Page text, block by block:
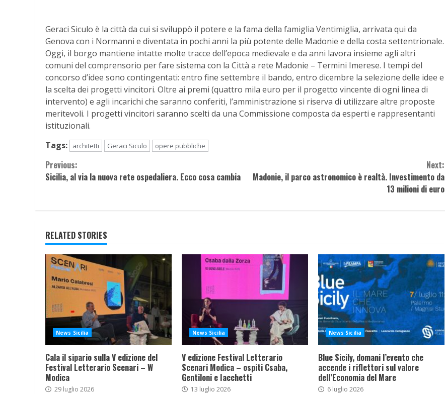
Geraci Siculo è la città da cui si sviluppò il potere e la fama della famiglia Ventimiglia, arrivata qui da
Genova con i Normanni e diventata in pochi anni la più potente delle Madonie e della costa settentrionale.
Oggi, il borgo mantiene intatte molte tracce dell’epoca medievale e da anni lavora insieme agli altri
comuni del comprensorio per fare sistema con la Città a rete Madonie – Termini Imerese. I tempi del
concorso d’idee sono contingentati: entro fine settembre il bando, entro dicembre la selezione delle idee e
la scelta dei progetti vincitori. Oltre ai premi (quattro mila euro per il progetto vincente di ogni linea di
intervento) e agli incarichi che saranno conferiti, l’amministrazione si riserva di utilizzare altre proposte
meritevoli. I progetti vincitori saranno scelti da una Commissione composta da esperti e rappresentanti
istituzionali.
Tags:
architetti Geraci Siculo opere pubbliche
Continue
Reading
Previous:
Sicilia, al via la nuova rete ospedaliera. Ecco cosa cambia
Next:
Madonie, il parco astronomico è realtà. Investimento da
13 milioni di euro
RELATED STORIES
News Sicilia
Cala il sipario sulla V edizione del
Festival Letterario Scenari – W
Modica
29 luglio 2026
News Sicilia
V edizione Festival Letterario
Scenari Modica – ospiti Csaba,
Gentiloni e Iacchetti
13 luglio 2026
News Sicilia
Blue Sicily, domani l’evento che
accende i riflettori sul valore
dell’Economia del Mare
6 luglio 2026